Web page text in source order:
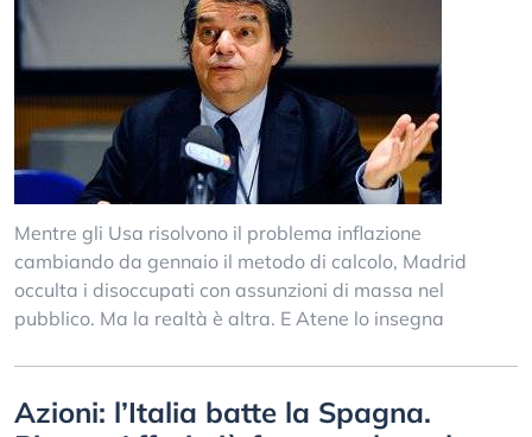
Mentre gli Usa risolvono il problema inflazione
cambiando da gennaio il metodo di calcolo, Madrid
occulta i disoccupati con assunzioni di massa nel
pubblico. Ma la realtà è altra. E Atene lo insegna
Azioni: l’Italia batte la Spagna.